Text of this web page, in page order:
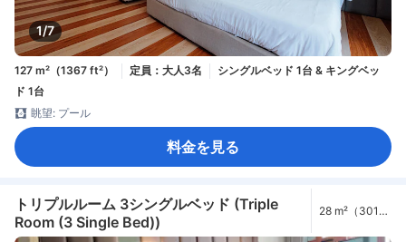
1/7
127 m²（1367 ft²） 定員：大人3名
シングルベッド 1台 & キングベッ
ド 1台
眺望: プール
料金を見る
トリプルルーム 3シングルベッド (Triple
Room (3 Single Bed))
28 m²（301